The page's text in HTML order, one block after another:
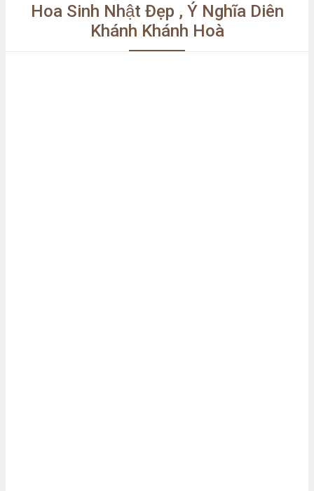
Hoa Sinh Nhật Đẹp , Ý Nghĩa Diên
Khánh Khánh Hoà